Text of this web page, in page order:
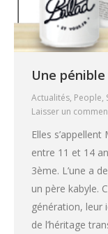
Une
Actualités, People,
Laisser un
Elles
entre 11 et 14
3ème. L’une a
un père kabyle.
génération, leur
de l’héritage